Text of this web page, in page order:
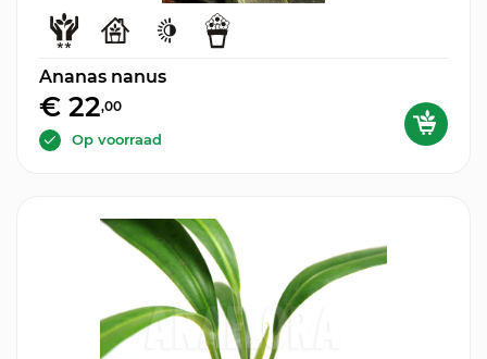
Ananas nanus
€ 22,00
Op voorraad